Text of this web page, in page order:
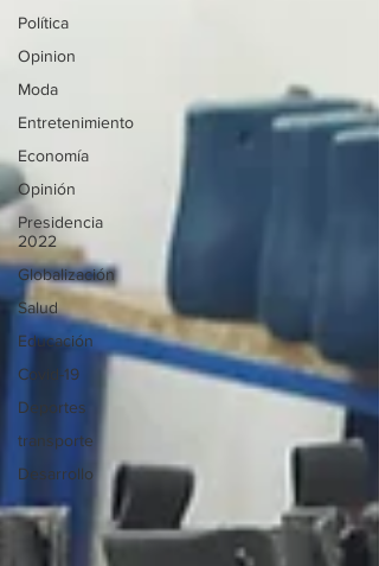
Política
Opinion
Moda
Entretenimiento
Economía
Opinión
Presidencia
2022
Globalización
Salud
Educación
Covid-19
Deportes
transporte
Desarrollo